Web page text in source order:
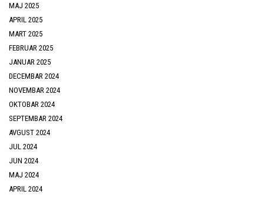
MAJ 2025
APRIL 2025
MART 2025
FEBRUAR 2025
JANUAR 2025
DECEMBAR 2024
NOVEMBAR 2024
OKTOBAR 2024
SEPTEMBAR 2024
AVGUST 2024
JUL 2024
JUN 2024
MAJ 2024
APRIL 2024